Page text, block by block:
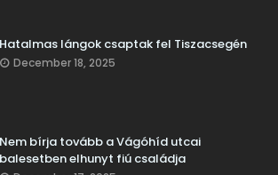
Hatalmas lángok csaptak fel Tiszacsegén
December 18, 2025
Nem bírja tovább a Vágóhíd utcai
balesetben elhunyt fiú családja